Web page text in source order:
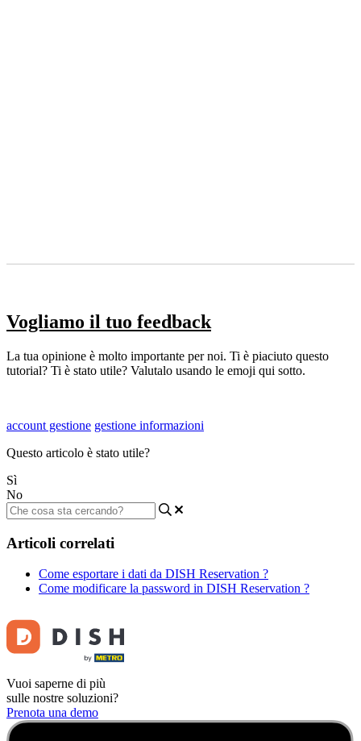
Vogliamo il tuo feedback
La tua opinione è molto importante per noi. Ti è piaciuto questo
tutorial? Ti è stato utile? Valutalo usando le emoji qui sotto.
account gestione gestione informazioni
Questo articolo è stato utile?
Sì
No
Articoli correlati
Come esportare i dati da DISH Reservation ?
Come modificare la password in DISH Reservation ?
Vuoi saperne di più
sulle nostre soluzioni?
Prenota una demo